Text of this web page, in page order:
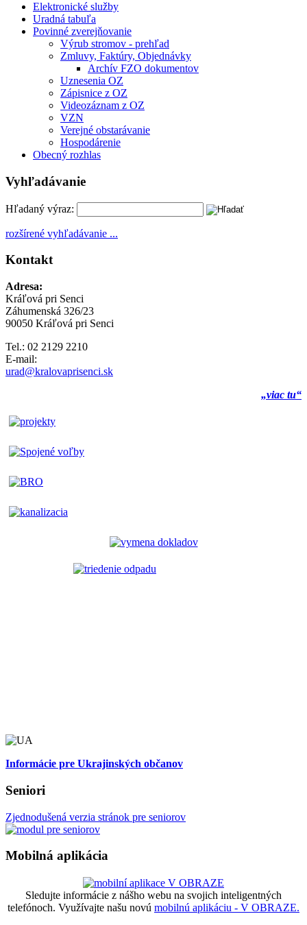
Elektronické služby
Uradná tabuľa
Povinné zverejňovanie
Výrub stromov - prehľad
Zmluvy, Faktúry, Objednávky
Archív FZO dokumentov
Uznesenia OZ
Zápisnice z OZ
Videozáznam z OZ
VZN
Verejné obstarávanie
Hospodárenie
Obecný rozhlas
Vyhľadávanie
Hľadaný výraz:
rozšírené vyhľadávanie ...
Kontakt
Adresa:
Kráľová pri Senci
Záhumenská 326/23
90050 Kráľová pri Senci
Tel.: 02 2129 2210
E-mail:
urad@kralovaprisenci.sk
„viac tu“
Informácie pre Ukrajinských občanov
Seniori
Zjednodušená verzia stránok pre seniorov
Mobilná aplikácia
Sledujte informácie z nášho webu na svojich inteligentných
telefónoch. Využívajte našu novú mobilnú aplikáciu - V OBRAZE.